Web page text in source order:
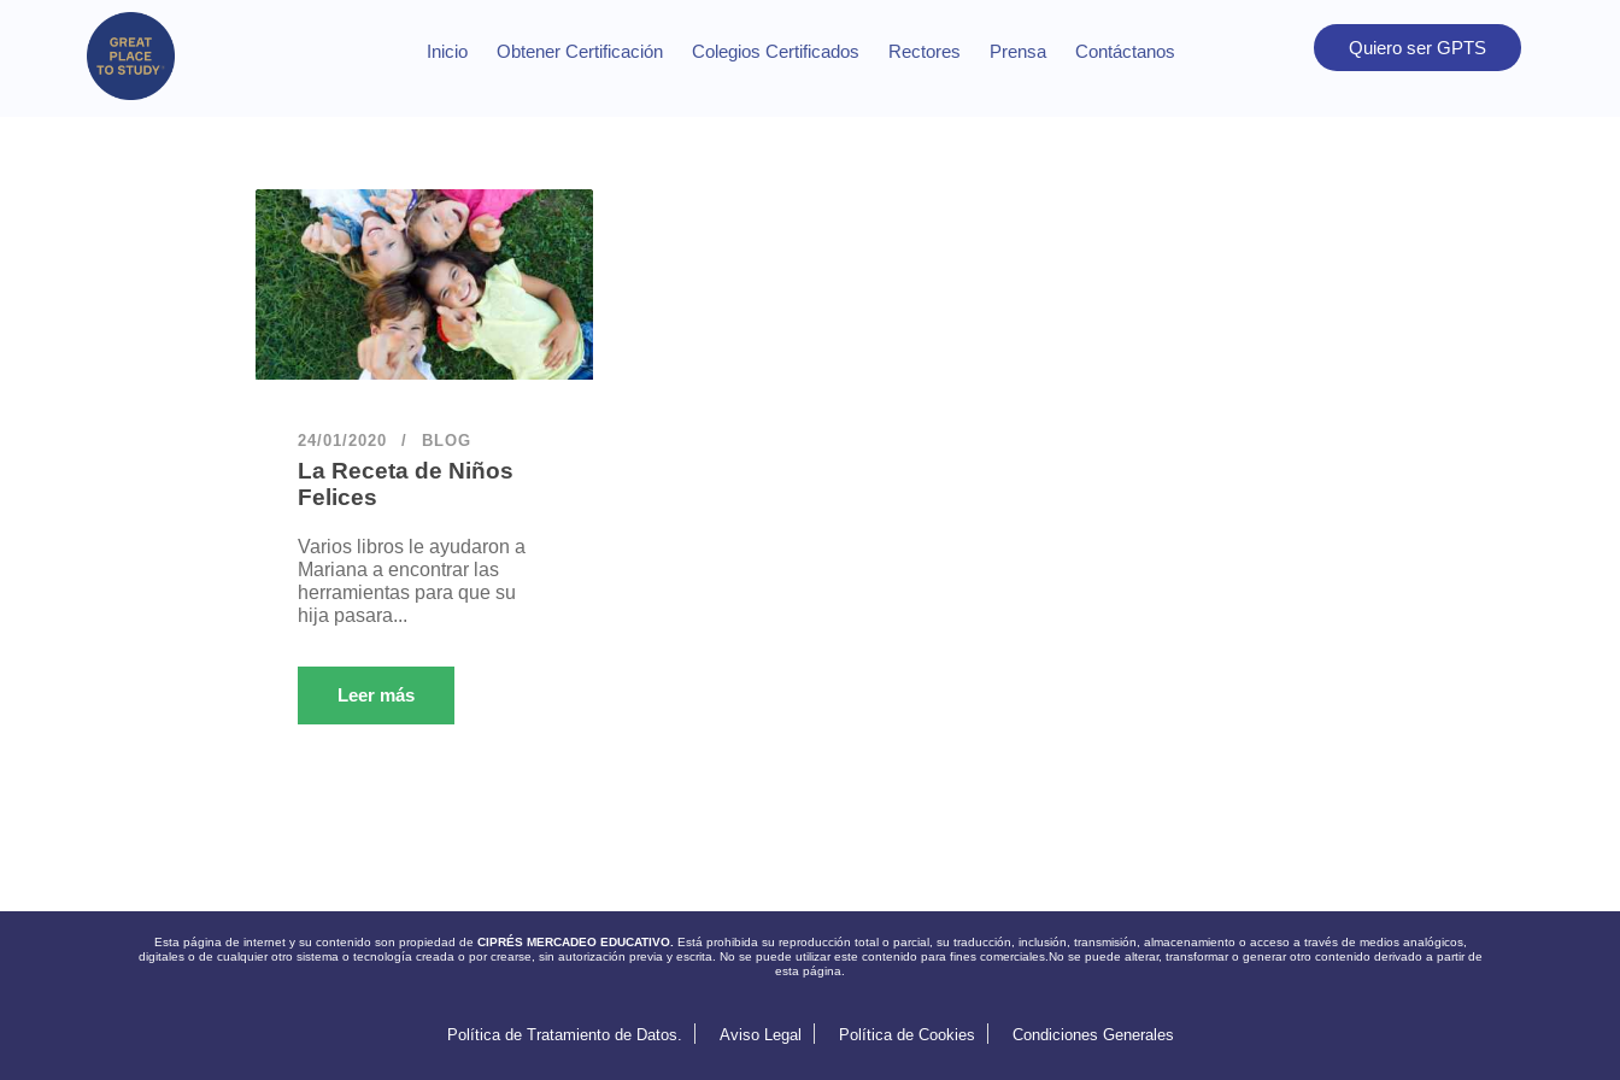
Inicio Obtener Certificación Colegios Certificados Rectores Prensa Contáctanos Quiero ser GPTS
24/01/2020 BLOG
La Receta de Niños
Felices
Varios libros le ayudaron a
Mariana a encontrar las
herramientas para que su
hija pasara...
Leer más
Esta página de internet y su contenido son propiedad de CIPRÉS MERCADEO EDUCATIVO. Está prohibida su reproducción total o parcial, su traducción, inclusión, transmisión, almacenamiento o acceso a través de medios analógicos,
digitales o de cualquier otro sistema o tecnología creada o por crearse, sin autorización previa y escrita. No se puede utilizar este contenido para fines comerciales.No se puede alterar, transformar o generar otro contenido derivado a partir de
esta página.
Política de Tratamiento de Datos. Aviso Legal Política de Cookies Condiciones Generales